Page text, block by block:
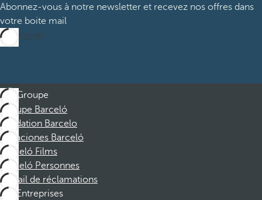
Abonnez-vous à notre newsletter et recevez nos offres dans
votre boite mail
M’abonner
Groupe
Groupe Barceló
Fondation Barcelo
Vacaciones Barceló
Barceló Films
Barceló Personnes
Portail de réclamations
Entreprises